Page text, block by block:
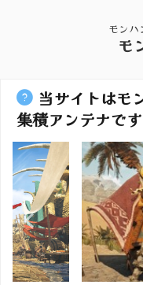
モンハ
モ
当サイトはモ
集積アンテナです